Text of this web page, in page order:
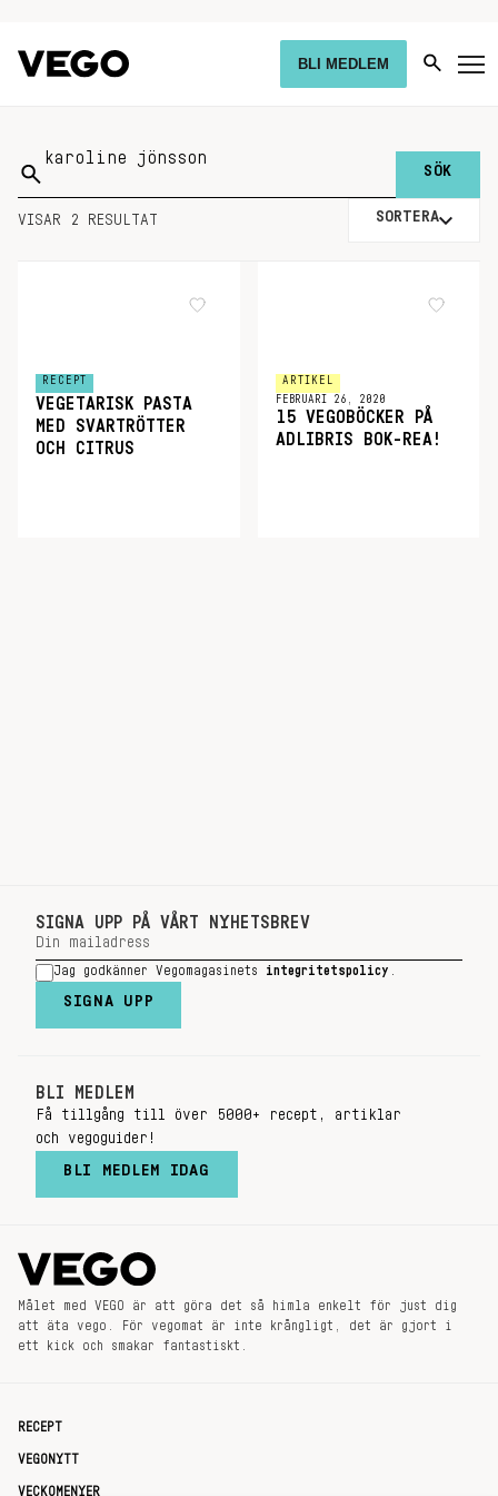
BLI MEDLEM
Sök
på:
VISAR 2 RESULTAT SORTERA
RECEPT
VEGETARISK PASTA
MED SVARTRÖTTER
OCH CITRUS
ARTIKEL
FEBRUARI 26, 2020
15 VEGOBÖCKER PÅ
ADLIBRIS BOK-REA!
SIGNA UPP PÅ VÅRT NYHETSBREV
Jag godkänner Vegomagasinets integritetspolicy
SIGNA UPP
BLI MEDLEM
Få tillgång till över 5000+ recept, artiklar
och vegoguider!
BLI MEDLEM IDAG
Målet med VEGO är att göra det så himla enkelt för just dig
att äta vego. För vegomat är inte krångligt, det är gjort i
ett kick och smakar fantastiskt.
RECEPT
VEGONYTT
VECKOMENYER